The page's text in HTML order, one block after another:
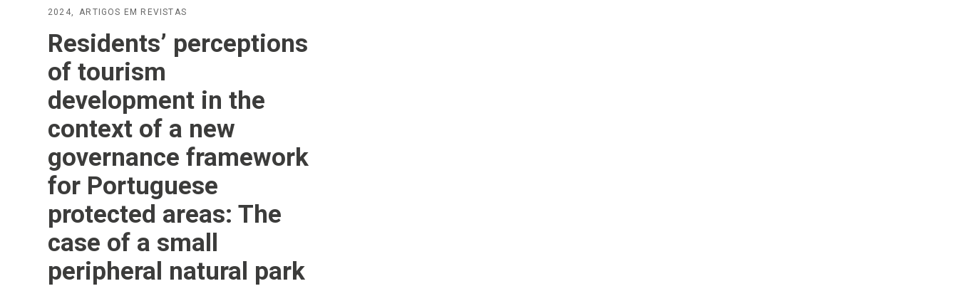
2024 ARTIGOS EM REVISTAS
Residents’ perceptions
of tourism
development in the
context of a new
governance framework
for Portuguese
protected areas: The
case of a small
peripheral natural park